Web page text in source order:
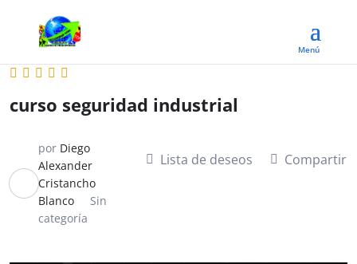
curso seguridad industrial
por Diego
Alexander
Cristancho
Blanco
Sin
categoría
Lista de deseos Compartir